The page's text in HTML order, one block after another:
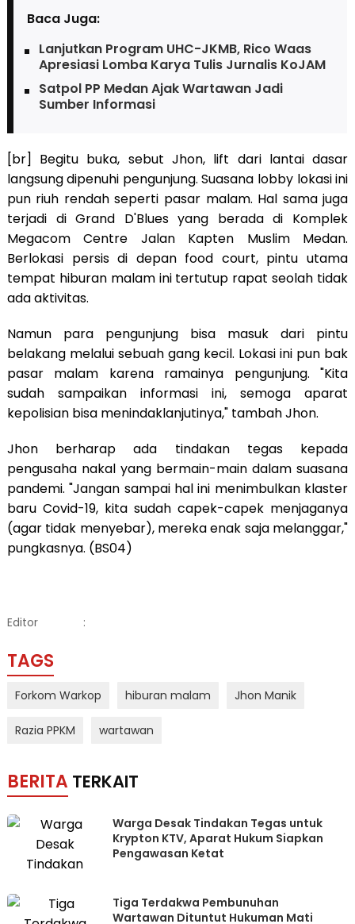
Baca Juga:
Lanjutkan Program UHC-JKMB, Rico Waas
Apresiasi Lomba Karya Tulis Jurnalis KoJAM
Satpol PP Medan Ajak Wartawan Jadi
Sumber Informasi
[br] Begitu buka, sebut Jhon, lift dari lantai dasar
langsung dipenuhi pengunjung. Suasana lobby lokasi ini
pun riuh rendah seperti pasar malam. Hal sama juga
terjadi di Grand D'Blues yang berada di Komplek
Megacom Centre Jalan Kapten Muslim Medan.
Berlokasi persis di depan food court, pintu utama
tempat hiburan malam ini tertutup rapat seolah tidak
ada aktivitas.
Namun para pengunjung bisa masuk dari pintu
belakang melalui sebuah gang kecil. Lokasi ini pun bak
pasar malam karena ramainya pengunjung. "Kita
sudah sampaikan informasi ini, semoga aparat
kepolisian bisa menindaklanjutinya," tambah Jhon.
Jhon berharap ada tindakan tegas kepada
pengusaha nakal yang bermain-main dalam suasana
pandemi. "Jangan sampai hal ini menimbulkan klaster
baru Covid-19, kita sudah capek-capek menjaganya
(agar tidak menyebar), mereka enak saja melanggar,"
pungkasnya. (BS04)
Editor :
TAGS
Forkom Warkop hiburan malam Jhon Manik
Razia PPKM wartawan
BERITA TERKAIT
Warga Desak Tindakan Tegas untuk
Krypton KTV, Aparat Hukum Siapkan
Pengawasan Ketat
Tiga Terdakwa Pembunuhan
Wartawan Dituntut Hukuman Mati